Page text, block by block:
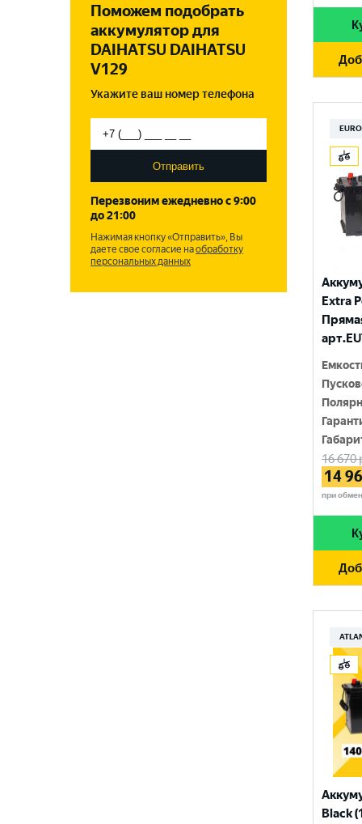
DUO POWER
ENERGIZER
FLAGMAN
FORA-S
GIVER
MUTLU
220 Ач
1000 A
1050 A
1100 A
1200 A
1300 A
1350 A
1370 A
F51
РОССИЯ
СЕРБИЯ
ЧЕХИЯ
Поможем подобрать
аккумулятор для
DAIHATSU DAIHATSU
V129
Укажите ваш номер телефона
Отправить
Перезвоним ежедневно с 9:00
до 21:00
Нажимая кнопку «Отправить», Вы
даете свое согласие наобработку
персональных данных
Extra
16 670
14
при
Black